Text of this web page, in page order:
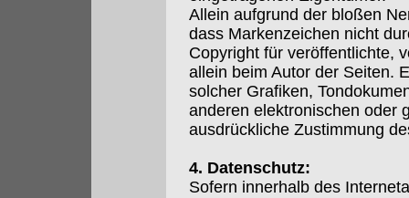
Allein aufgrund der bloßen
dass Markenzeichen nicht
Copyright für veröffentlichte,
allein beim Autor der Seiten.
solcher Grafiken,
anderen elektronischen oder
ausdrückliche Zustimmung
4. Datenschutz:
Sofern innerhalb des